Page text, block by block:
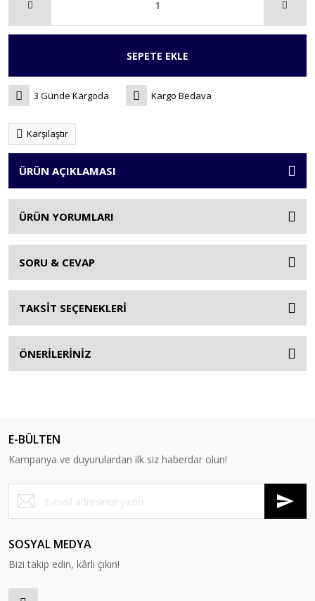
SEPETE EKLE
3 Günde Kargoda Kargo Bedava
Karşılaştır
ÜRÜN AÇIKLAMASI
ÜRÜN YORUMLARI
SORU & CEVAP
TAKSİT SEÇENEKLERİ
ÖNERİLERİNİZ
E-BÜLTEN
Kampanya ve duyurulardan ilk siz haberdar olun!
SOSYAL MEDYA
Bizi takip edin, kârlı çıkın!